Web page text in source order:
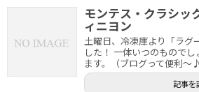
モンテス・クラシ
ィニヨン
土曜日、冷凍庫より「ラグ
した！ 一体いつのもので
ます。（ブログって便利～
記事を